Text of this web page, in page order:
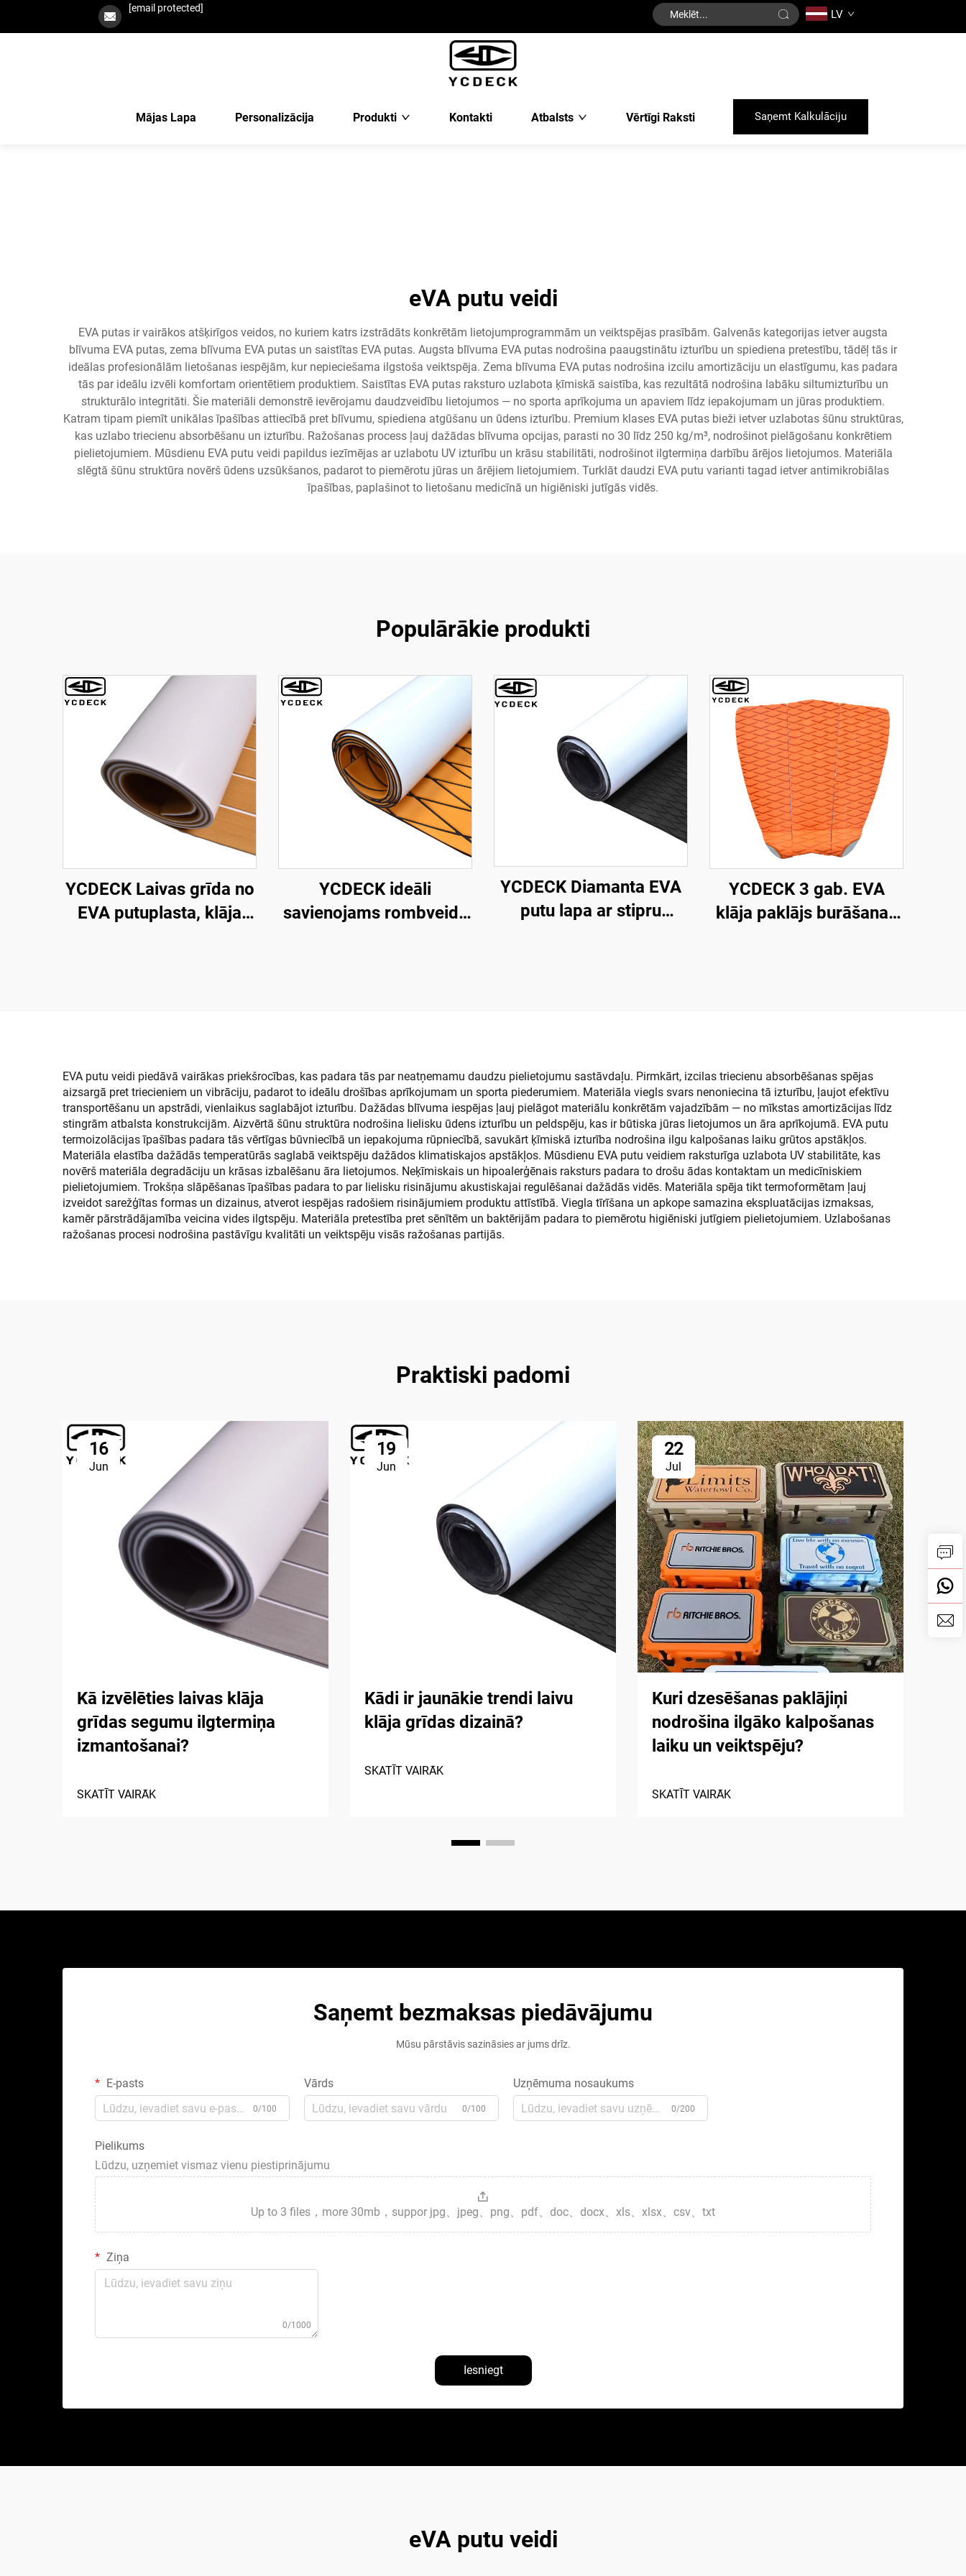
[email protected] LV
Mājas Lapa Personalizācija Produkti Kontakti Atbalsts Vērtīgi Raksti Saņemt Kalkulāciju
eVA putu veidi
EVA putas ir vairākos atšķirīgos veidos, no kuriem katrs izstrādāts konkrētām lietojumprogrammām un veiktspējas prasībām. Galvenās kategorijas ietver augsta
blīvuma EVA putas, zema blīvuma EVA putas un saistītas EVA putas. Augsta blīvuma EVA putas nodrošina paaugstinātu izturību un spiediena pretestību, tādēļ tās ir
ideālas profesionālām lietošanas iespējām, kur nepieciešama ilgstoša veiktspēja. Zema blīvuma EVA putas nodrošina izcilu amortizāciju un elastīgumu, kas padara
tās par ideālu izvēli komfortam orientētiem produktiem. Saistītas EVA putas raksturo uzlabota ķīmiskā saistība, kas rezultātā nodrošina labāku siltumizturību un
strukturālo integritāti. Šie materiāli demonstrē ievērojamu daudzveidību lietojumos — no sporta aprīkojuma un apaviem līdz iepakojumam un jūras produktiem.
Katram tipam piemīt unikālas īpašības attiecībā pret blīvumu, spiediena atgūšanu un ūdens izturību. Premium klases EVA putas bieži ietver uzlabotas šūnu struktūras,
kas uzlabo triecienu absorbēšanu un izturību. Ražošanas process ļauj dažādas blīvuma opcijas, parasti no 30 līdz 250 kg/m³, nodrošinot pielāgošanu konkrētiem
pielietojumiem. Mūsdienu EVA putu veidi papildus iezīmējas ar uzlabotu UV izturību un krāsu stabilitāti, nodrošinot ilgtermiņa darbību ārējos lietojumos. Materiāla
slēgtā šūnu struktūra novērš ūdens uzsūkšanos, padarot to piemērotu jūras un ārējiem lietojumiem. Turklāt daudzi EVA putu varianti tagad ietver antimikrobiālas
īpašības, paplašinot to lietošanu medicīnā un higiēniski jutīgās vidēs.
Populārākie produkti
YCDECK Laivas grīda no
EVA putuplasta, klāja
pārklājums Jon laivām,
jahtas grīdai
YCDECK ideāli
savienojams rombveida
YCDECK Diamanta EVA
putu lapa ar stipru
YCDECK 3 gab. EVA
klāja paklājs burāšanas
EVA putu veidi piedāvā vairākas priekšrocības, kas padara tās par neatņemamu daudzu pielietojumu sastāvdaļu. Pirmkārt, izcilas triecienu absorbēšanas spējas
aizsargā pret triecieniem un vibrāciju, padarot to ideālu drošības aprīkojumam un sporta piederumiem. Materiāla viegls svars nenoniecina tā izturību, ļaujot efektīvu
transportēšanu un apstrādi, vienlaikus saglabājot izturību. Dažādas blīvuma iespējas ļauj pielāgot materiālu konkrētām vajadzībām — no mīkstas amortizācijas līdz
stingrām atbalsta konstrukcijām. Aizvērtā šūnu struktūra nodrošina lielisku ūdens izturību un peldspēju, kas ir būtiska jūras lietojumos un āra aprīkojumā. EVA putu
termoizolācijas īpašības padara tās vērtīgas būvniecībā un iepakojuma rūpniecībā, savukārt ķīmiskā izturība nodrošina ilgu kalpošanas laiku grūtos apstākļos.
Materiāla elastība dažādās temperatūrās saglabā veiktspēju dažādos klimatiskajos apstākļos. Mūsdienu EVA putu veidiem raksturīga uzlabota UV stabilitāte, kas
novērš materiāla degradāciju un krāsas izbalēšanu āra lietojumos. Neķīmiskais un hipoalerģēnais raksturs padara to drošu ādas kontaktam un medicīniskiem
pielietojumiem. Trokšņa slāpēšanas īpašības padara to par lielisku risinājumu akustiskajai regulēšanai dažādās vidēs. Materiāla spēja tikt termoformētam ļauj
izveidot sarežģītas formas un dizainus, atverot iespējas radošiem risinājumiem produktu attīstībā. Viegla tīrīšana un apkope samazina ekspluatācijas izmaksas,
kamēr pārstrādājamība veicina vides ilgtspēju. Materiāla pretestība pret sēnītēm un baktērijām padara to piemērotu higiēniski jutīgiem pielietojumiem. Uzlabošanas
ražošanas procesi nodrošina pastāvīgu kvalitāti un veiktspēju visās ražošanas partijās.
Praktiski padomi
16
Jun
Kā izvēlēties laivas klāja
grīdas segumu ilgtermiņa
izmantošanai?
SKATĪT VAIRĀK
19
Jun
Kādi ir jaunākie trendi laivu
klāja grīdas dizainā?
SKATĪT VAIRĀK
22
Jul
Kuri dzesēšanas paklājiņi
nodrošina ilgāko kalpošanas
laiku un veiktspēju?
SKATĪT VAIRĀK
Saņemt bezmaksas piedāvājumu
Mūsu pārstāvis sazināsies ar jums drīz.
E-pasts
0/100
Vārds
0/100
Uzņēmuma nosaukums
0/200
Pielikums
Lūdzu, uzņemiet vismaz vienu piestiprinājumu
Up to 3 files，more 30mb，suppor jpg、jpeg、png、pdf、doc、docx、xls、xlsx、csv、txt
Ziņa
0/1000
Iesniegt
eVA putu veidi